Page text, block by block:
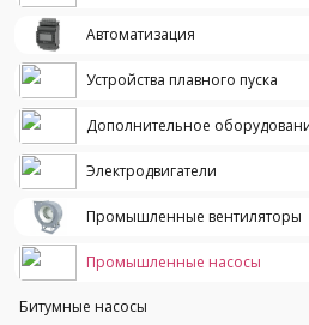
Автоматизация
Устройства плавного пуска
Дополнительное
Электродвигатели
Промышленные вентиляторы
Промышленные насосы
Битумные насосы